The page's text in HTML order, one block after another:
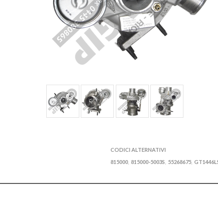
CODICI ALTERNATIVI
815000 815000-5003S 55268675